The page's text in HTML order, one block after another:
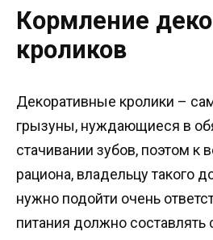
Кормление
кроликов
Декоративные кролики –
грызуны, нуждающиеся в
стачивании зубов, поэтом к
рациона, владельцу такого
нужно подойти очень
питания должно составлять